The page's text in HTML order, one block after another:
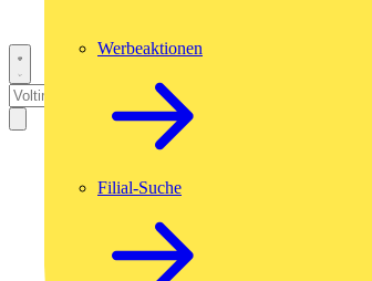
Werbeaktionen
Filial-Suche